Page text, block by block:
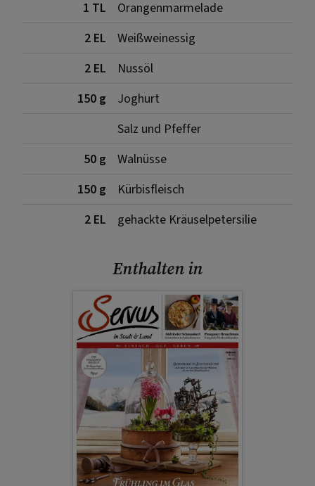
1 TL
Orangenmarmelade
2 EL
Weißweinessig
2 EL
Nussöl
150 g
Joghurt
Salz und Pfeffer
50 g
Walnüsse
150 g
Kürbisfleisch
2 EL
gehackte Kräuselpetersilie
Enthalten in